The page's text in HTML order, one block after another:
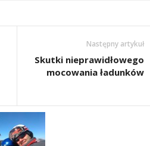
Następny artykuł
Skutki nieprawidłowego
mocowania ładunków